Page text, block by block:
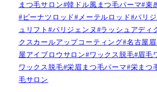
まつ毛サロン#韓ドル風まつ毛パーマ#束
#ピーナツロッド#メーテルロッド#パリ
ュリフト#パリジェンヌ#ラッシュアディ
クスカールアップコーティング#名古屋
屋アイブロウサロン#ワックス脱毛#眉毛
ワックス脱毛#栄眉まつ毛パーマ#栄まつ
毛サロン